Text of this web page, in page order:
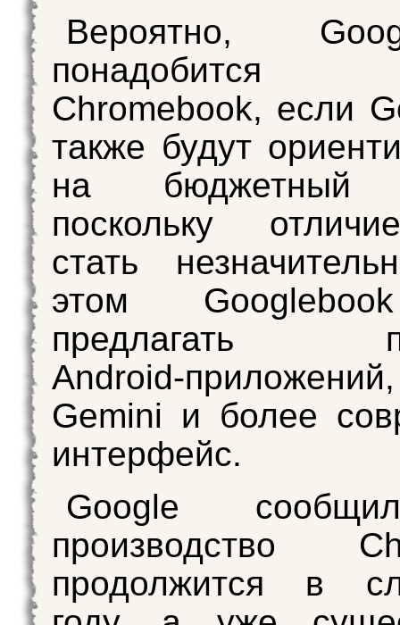
Вероятно,
Chromebook, если
также будут
на бюджетный
поскольку
стать
этом
предлагать
Android-
Gemini и более
интерфейс.
Google
производство
продолжится в